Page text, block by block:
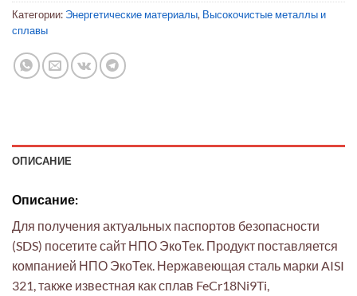
Категории: Энергетические материалы, Высокочистые металлы и
сплавы
ОПИСАНИЕ
Описание:
Для получения актуальных паспортов безопасности
(SDS) посетите сайт НПО ЭкоТек. Продукт поставляется
компанией НПО ЭкоТек. Нержавеющая сталь марки AISI
321, также известная как сплав FeCr18Ni9Ti,